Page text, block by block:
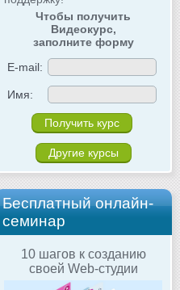
Чтобы получить
Видеокурс,
заполните форму
E-mail:
Имя:
Другие курсы
Бесплатный онлайн-
семинар
10 шагов к созданию
своей Web-студии